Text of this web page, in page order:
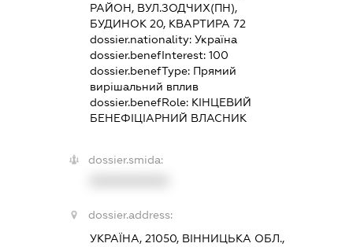
РАЙОН, ВУЛ.ЗОДЧИХ(ПН),
БУДИНОК 20, КВАРТИРА 72
dossier.nationality: Україна
dossier.benefInterest: 100
dossier.benefType: Прямий
вирішальний вплив
dossier.benefRole: КІНЦЕВИЙ
БЕНЕФІЦІАРНИЙ ВЛАСНИК
dossier.smida:
dossier.address:
УКРАЇНА, 21050, ВІННИЦЬКА ОБЛ.,